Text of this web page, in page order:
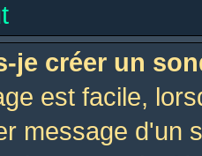
je créer un
est facile,
message d'un